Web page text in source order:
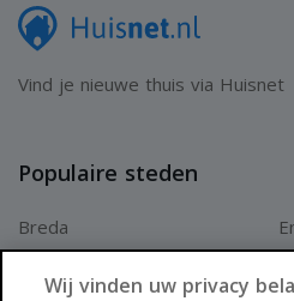
Vind je nieuwe thuis via Huisnet
Populaire steden
Breda
Wij vinden uw privacy